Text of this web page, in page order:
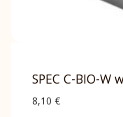
SPEC C-BIO-W
8,10 €